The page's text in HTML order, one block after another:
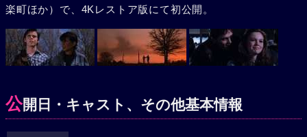
楽町ほか）で、4Kレストア版にて初公開。
公開日・キャスト、その他基本情報